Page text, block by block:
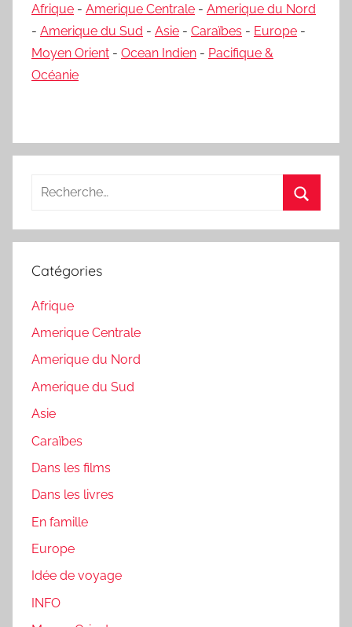
Afrique - Amerique Centrale - Amerique du Nord
- Amerique du Sud - Asie - Caraïbes - Europe -
Moyen Orient - Ocean Indien - Pacifique &
Océanie
Recherche
:
Catégories
Afrique
Amerique Centrale
Amerique du Nord
Amerique du Sud
Asie
Caraïbes
Dans les films
Dans les livres
En famille
Europe
Idée de voyage
INFO